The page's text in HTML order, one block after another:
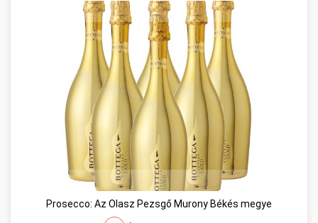
Prosecco: Az Olasz Pezsgő Murony Békés megye